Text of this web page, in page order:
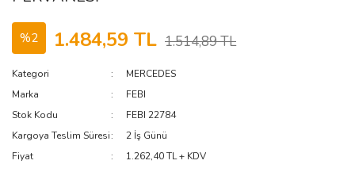
%2 1.484,59 TL 1.514,89 TL
Kategori
MERCEDES
Marka
FEBI
Stok Kodu
FEBI 22784
Kargoya Teslim Süresi
2 İş Günü
Fiyat
1.262,40 TL + KDV